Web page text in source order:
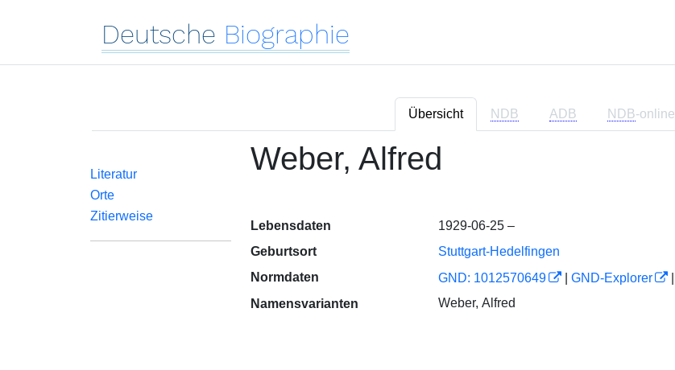
Deutsche Biographie
Übersicht NDB ADB NDB-online
Literatur
Orte
Zitierweise
Weber, Alfred
Lebensdaten
1929-06-25 –
Geburtsort
Stuttgart-Hedelfingen
Normdaten
GND: 1012570649 GND-Explorer
Namensvarianten
Weber, Alfred